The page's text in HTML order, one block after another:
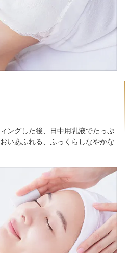
ングした後、日中用乳液でたっぷ
いあふれる、ふっくらしなやかな